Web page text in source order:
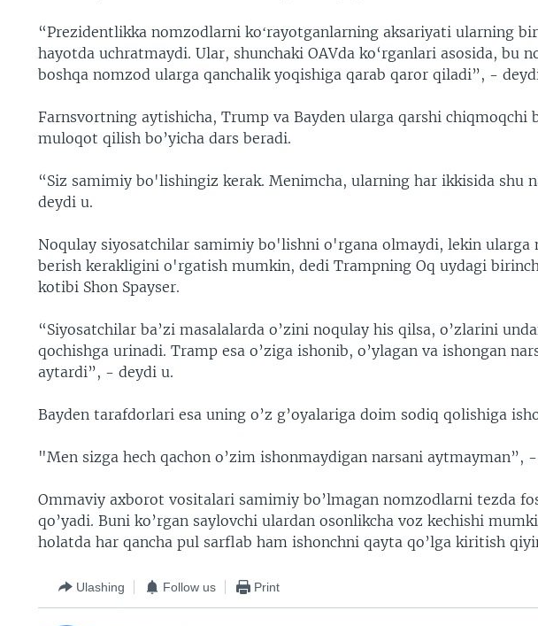
“Prezidentlikka nomzodlarni koʻrayotganlarning aksariyati ularning
hayotda uchratmaydi. Ular, shunchaki OAVda ko‘rganlari asosida, bu
boshqa nomzod ularga qanchalik yoqishiga qarab qaror qiladi”, -
Farnsvortning aytishicha, Trump va Bayden ularga qarshi chiqmoqchi
muloqot qilish bo’yicha dars beradi.
“Siz samimiy bo'lishingiz kerak. Menimcha, ularning har ikkisida shu
deydi u.
Noqulay siyosatchilar samimiy bo'lishni o'rgana olmaydi, lekin ularga
berish kerakligini o'rgatish mumkin, dedi Trampning Oq uydagi
kotibi Shon Spayser.
“Siyosatchilar ba’zi masalalarda o’zini noqulay his qilsa, o’zlarini
qochishga urinadi. Tramp esa o’ziga ishonib, o’ylagan va ishongan
aytardi”, - deydi u.
Bayden tarafdorlari esa uning o’z g’oyalariga doim sodiq qolishiga
"Men sizga hech qachon o’zim ishonmaydigan narsani aytmayman”,
Ommaviy axborot vositalari samimiy bo’lmagan nomzodlarni tezda
qo’yadi. Buni ko’rgan saylovchi ulardan osonlikcha voz kechishi
holatda har qancha pul sarflab ham ishonchni qayta qo’lga kiritish
Ulashing Follow us Print